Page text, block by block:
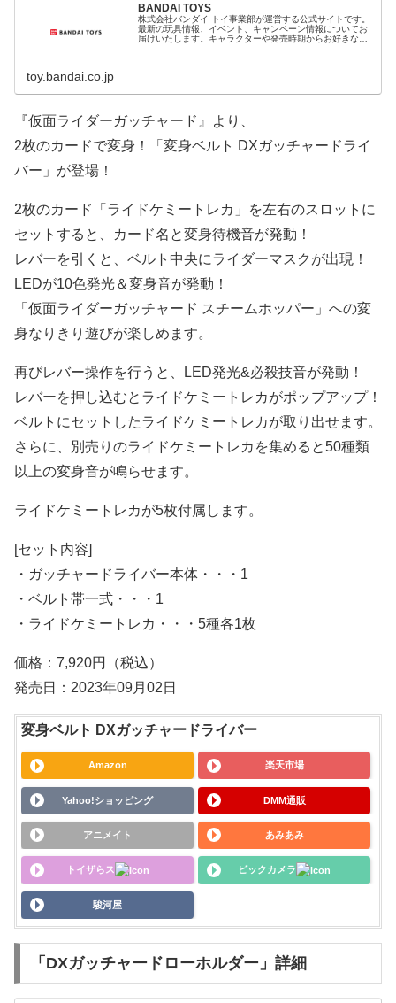
BANDAI TOYS
株式会社バンダイ トイ事業部が運営する公式サイトです。
最新の玩具情報、イベント、キャンペーン情報についてお
届けいたします。キャラクターや発売時期からお好きな商
toy.bandai.co.jp
『仮面ライダーガッチャード』より、
2枚のカードで変身！「変身ベルト DXガッチャードライ
バー」が登場！
2枚のカード「ライドケミートレカ」を左右のスロットに
セットすると、カード名と変身待機音が発動！
レバーを引くと、ベルト中央にライダーマスクが出現！
LEDが10色発光＆変身音が発動！
「仮面ライダーガッチャード スチームホッパー」への変
身なりきり遊びが楽しめます。
再びレバー操作を行うと、LED発光&必殺技音が発動！
レバーを押し込むとライドケミートレカがポップアップ！
ベルトにセットしたライドケミートレカが取り出せます。
さらに、別売りのライドケミートレカを集めると50種類
以上の変身音が鳴らせます。
ライドケミートレカが5枚付属します。
[セット内容]
・ガッチャードライバー本体・・・1
・ベルト帯一式・・・1
・ライドケミートレカ・・・5種各1枚
価格：7,920円（税込）
発売日：2023年09月02日
変身ベルト DXガッチャードライバー
Amazon 楽天市場
Yahoo!ショッピング DMM通販
アニメイト あみあみ
トイザらス ビックカメラ
駿河屋
「DXガッチャードローホルダー」詳細